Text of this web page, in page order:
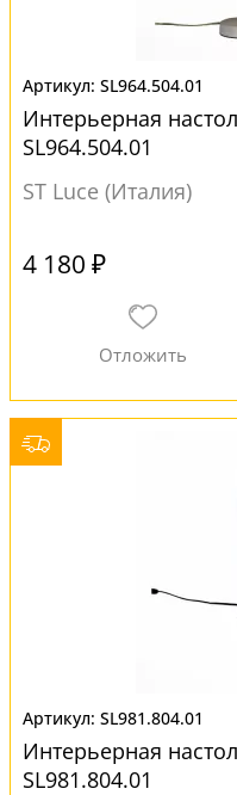
SL964.504.01
Интерьерная
SL964.504.01
ST Luce (Италия)
4 180 ₽
SL981.804.01
Интерьерная
SL981.804.01